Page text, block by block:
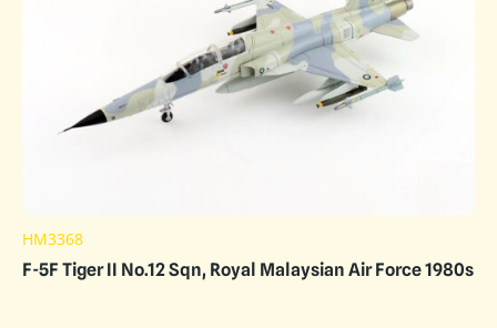
HM3368
F-5F Tiger II No.12 Sqn, Royal Malaysian Air Force 1980s